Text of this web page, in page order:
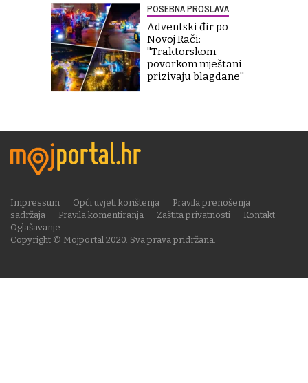
POSEBNA PROSLAVA
Adventski đir po
Novoj Rači:
''Traktorskom
povorkom mještani
prizivaju blagdane''
Copyright © Mojportal 2020. Sva prava pridržana.
Impressum Opći uvjeti korištenja
Pravila prenošenja
sadržaja
Pravila komentiranja Zaštita privatnosti
Kontakt
Oglašavanje